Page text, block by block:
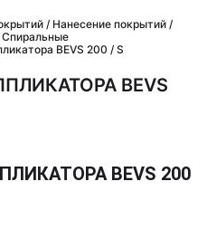
/ Нанесение покрытий /
Спиральные
BEVS 200 / S
BEVS
BEVS 200